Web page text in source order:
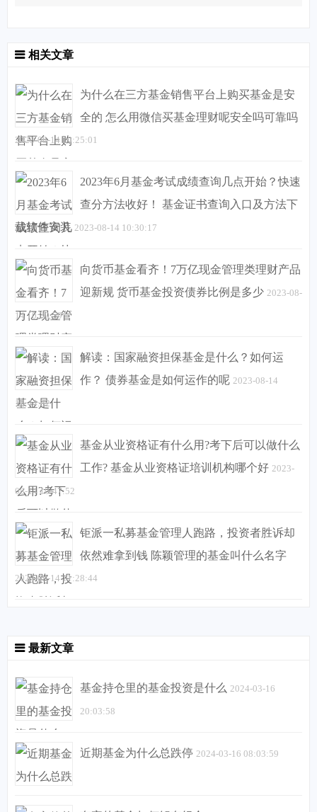
相关文章
为什么在三方基金销售平台上购买基金是安
全的 怎么用微信买基金理财呢安全吗可靠吗
2023-08-14 10:25:01
2023年6月基金考试成绩查询几点开始？快速
查分方法收好！ 基金证书查询入口及方法下
载软件安装 2023-08-14 10:30:17
向货币基金看齐！7万亿现金管理类理财产品
迎新规 货币基金投资债券比例是多少 2023-08-
14 10:30:59
解读：国家融资担保基金是什么？如何运
作？ 债券基金是如何运作的呢 2023-08-14
10:44:32
基金从业资格证有什么用?考下后可以做什么
工作? 基金从业资格证培训机构哪个好 2023-
08-14 10:47:52
钜派一私募基金管理人跑路，投资者胜诉却
依然难拿到钱 陈颖管理的基金叫什么名字
2023-08-14 11:28:44
最新文章
基金持仓里的基金投资是什么 2024-03-16
20:03:58
近期基金为什么总跌停 2024-03-16 08:03:59